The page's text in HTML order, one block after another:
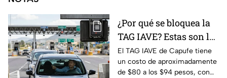
¿Por qué se bloquea la
TAG IAVE? Estas son las
razones por las que no
pasa en la caseta
El TAG IAVE de Capufe tiene
un costo de aproximadamente
de $80 a los $94 pesos, con